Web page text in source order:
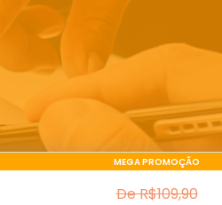
MEGA PROMOÇÃO
De R$109,90